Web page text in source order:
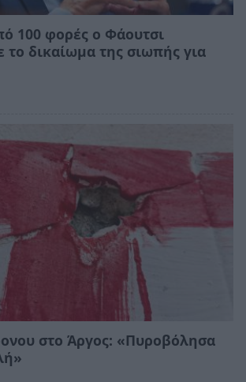
100 φορές ο Φάουτσι
το δικαίωμα της σιωπής για
στο Άργος: «Πυροβόλησα